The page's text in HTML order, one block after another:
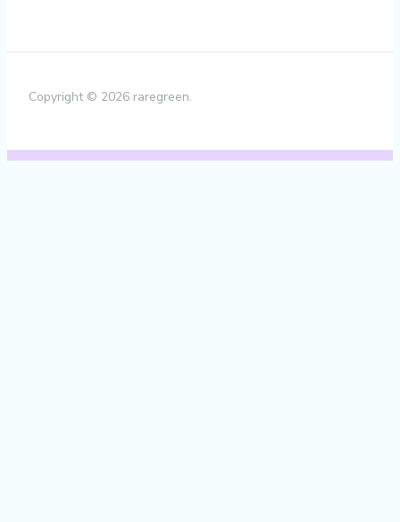
Copyright © 2026 raregreen.